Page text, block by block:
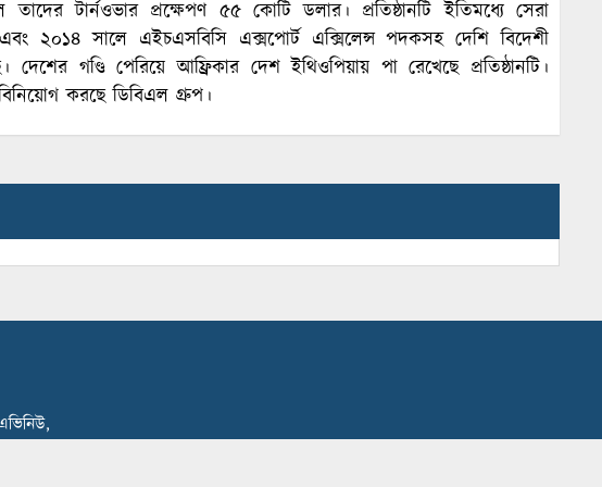
টার্নওভার প্রক্ষেপণ ৫৫ কোটি ডলার। প্রতিষ্ঠানটি ইতিমধ্যে সেরা
২০১৪ সালে এইচএসবিসি এক্সপোর্ট এক্সিলেন্স পদকসহ দেশি বিদেশী
গণ্ডি পেরিয়ে আফ্রিকার দেশ ইথিওপিয়ায় পা রেখেছে প্রতিষ্ঠানটি।
করছে ডিবিএল গ্রুপ।